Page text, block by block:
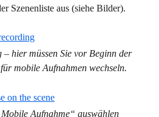
Szenenliste aus (siehe Bilder).
– hier müssen Sie vor Beginn der
mobile Aufnahmen wechseln.
Aufnahme“ auswählen